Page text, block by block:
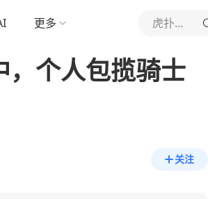
更多 虎扑体育内容
，个人包揽骑士
关注